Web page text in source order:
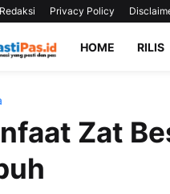
Redaksi Privacy Policy
HOME RILIS
Zat